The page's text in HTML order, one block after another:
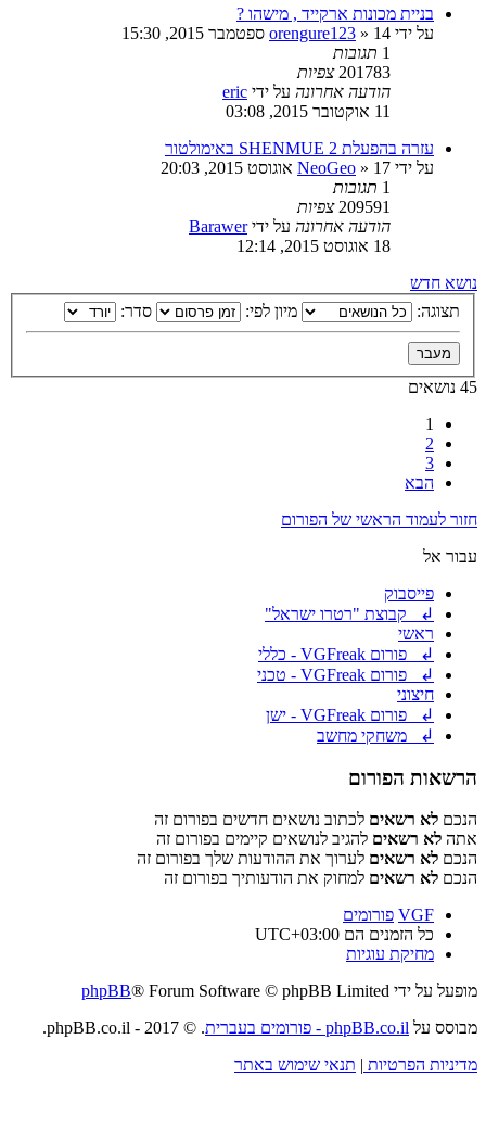
בניית מכונות ארקייד , מישהו ?
על ידי
orengure123 » 14 ספטמבר 2015, 15:30
1 תגובות
201783 צפיות
הודעה אחרונה על ידי eric
11 אוקטובר 2015, 03:08
עזרה בהפעלת SHENMUE 2 באימולטור
על ידי
NeoGeo » 17 אוגוסט 2015, 20:03
1 תגובות
209591 צפיות
הודעה אחרונה על ידיBarawer
18 אוגוסט 2015, 12:14
נושא חדש
תצוגה:
מיון לפי: סדר:
45 נושאים
1
2
3
הבא
חזור לעמוד הראשי של הפורום
עבור אל
פייסבוק
↲ קבוצת "רטרו ישראל"
ראשי
↲ פורום VGFreak - כללי
↲ פורום VGFreak - טכני
חיצוני
↲ פורום VGFreak - ישן
↲ משחקי מחשב
הרשאות הפורום
הנכם לא רשאים לכתוב נושאים חדשים בפורום זה
אתה לא רשאים להגיב לנושאים קיימים בפורום זה
הנכם לא רשאים לערוך את ההודעות שלך בפורום זה
הנכם לא רשאים למחוק את הודעותיך בפורום זה
VGF פורומים
כל הזמנים הם UTC+03:00
מחיקת עוגיות
מופעל על ידי
phpBB® Forum Software © phpBB Limited
מבוסס על phpBB.co.il - פורומים בעברית
. © 2017 - phpBB.co.il.
מדיניות הפרטיות
תנאי שימוש באתר